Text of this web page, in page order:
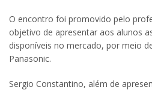
O encontro foi promovido pelo
objetivo de apresentar aos alunos
disponíveis no mercado, por meio
Panasonic.
Sergio Constantino, além de